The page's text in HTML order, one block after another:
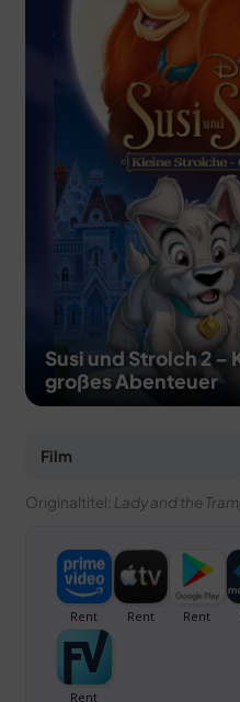
DEALS
MEIN HQ
50
Susi und Strolch 2 –
großes Abenteuer
Film
Originaltitel: Lady and the